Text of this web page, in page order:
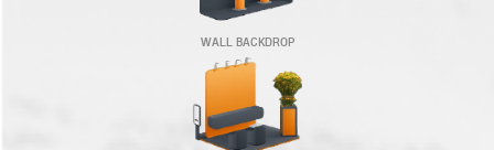
WALL BACKDROP